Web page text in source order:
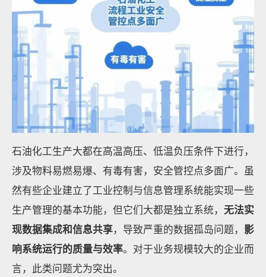
石油化工生产大都在高温高压、低温负压条件下进行，
涉及物料易燃易爆、有毒有害，安全管控点多面广。虽
然有些企业建立了工业控制与信息管理系统能实现一些
生产管理的基本功能，但它们大都是独立系统， 无法实
现数据集成和信息共享，导致严重的数据孤岛问题， 影
响系统运行的质量与效率。对于业务规模较大的企业而
言，此类问题尤为突出。